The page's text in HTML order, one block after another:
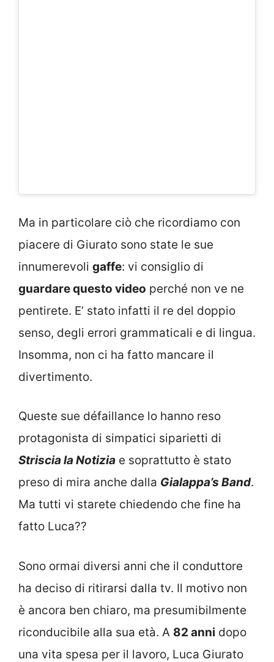
Ma in particolare ciò che ricordiamo con
piacere di Giurato sono state le sue
innumerevoli gaffe: vi consiglio di
guardare questo video perché non ve ne
pentirete. E’ stato infatti il re del doppio
senso, degli errori grammaticali e di lingua.
Insomma, non ci ha fatto mancare il
divertimento.
Queste sue défaillance lo hanno reso
protagonista di simpatici siparietti di
Striscia la Notizia e soprattutto è stato
preso di mira anche dalla Gialappa’s Band.
Ma tutti vi starete chiedendo che fine ha
fatto Luca??
Sono ormai diversi anni che il conduttore
ha deciso di ritirarsi dalla tv. Il motivo non
è ancora ben chiaro, ma presumibilmente
riconducibile alla sua età. A 82 anni dopo
una vita spesa per il lavoro, Luca Giurato